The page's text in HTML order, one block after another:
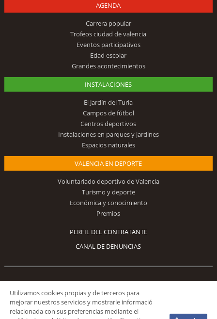
AGENDA
Carrera popular
Trofeos ciudad de valencia
Eventos participativos
Edad escolar
Grandes acontecimientos
INSTALACIONES
El Jardín del Turia
Campos de fútbol
Centros deportivos
Instalaciones en parques y jardines
Espacios naturales
VALENCIA EN DEPORTE
Voluntariado deportivo de Valencia
Turismo y deporte
Económica y conocimiento
Premios
PERFIL DEL CONTRATANTE
CANAL DE DENUNCIAS
Síguenos
Utilizamos cookies propias y de terceros para
mejorar nuestros servicios y mostrarle informació
relacionada con sus preferencias mediante el